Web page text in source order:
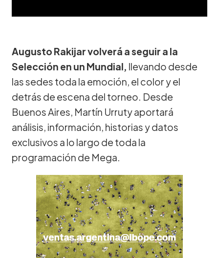
Augusto Rakijar volverá a seguir a la
Selección en un Mundial, llevando desde
las sedes toda la emoción, el color y el
detrás de escena del torneo. Desde
Buenos Aires, Martín Urruty aportará
análisis, información, historias y datos
exclusivos a lo largo de toda la
programación de Mega.